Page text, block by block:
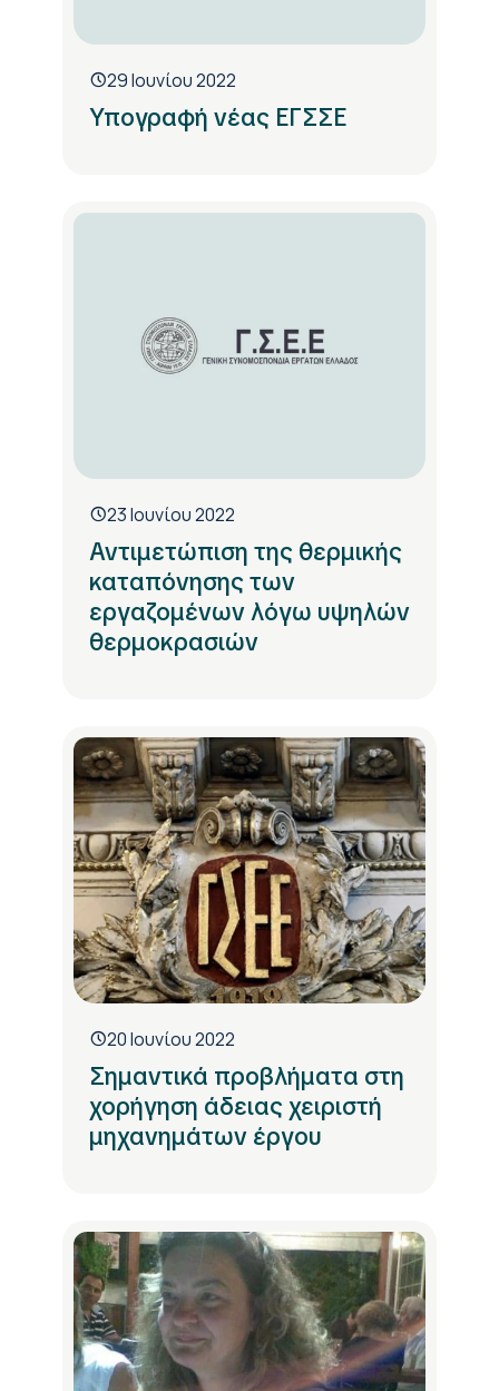
29 Ιουνίου 2022
Υπογραφή νέας ΕΓΣΣΕ
23 Ιουνίου 2022
Αντιμετώπιση της θερμικής
καταπόνησης των
εργαζομένων λόγω υψηλών
θερμοκρασιών
20 Ιουνίου 2022
Σημαντικά προβλήματα στη
χορήγηση άδειας χειριστή
μηχανημάτων έργου